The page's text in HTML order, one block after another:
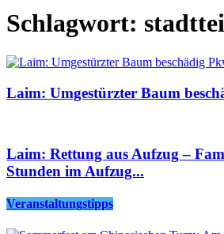
Schlagwort:
Laim: Umgestürzter Baum
Laim: Rettung aus Aufzug –
Stunden im Aufzug...
Veranstaltungstipps